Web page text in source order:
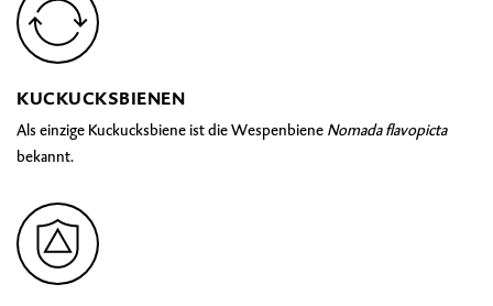
KUCKUCKSBIENEN
Als einzige Kuckucksbiene ist die Wespenbiene Nomada flavopicta
bekannt.